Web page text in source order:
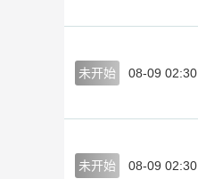
未开始 08-09 02:30
未开始 08-09 02:30